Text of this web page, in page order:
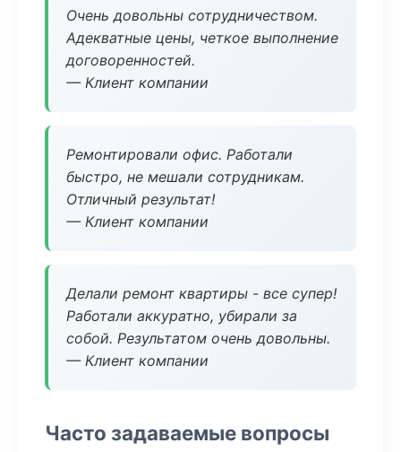
Очень довольны сотрудничеством.
Адекватные цены, четкое выполнение
договоренностей.
— Клиент компании
Ремонтировали офис. Работали
быстро, не мешали сотрудникам.
Отличный результат!
— Клиент компании
Делали ремонт квартиры - все супер!
Работали аккуратно, убирали за
собой. Результатом очень довольны.
— Клиент компании
Часто задаваемые вопросы